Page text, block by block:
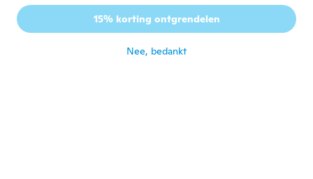
Éva
Lid geworden van 2020 · 26 beoordelingen
15% korting ontgrendelen
Nee, bedankt